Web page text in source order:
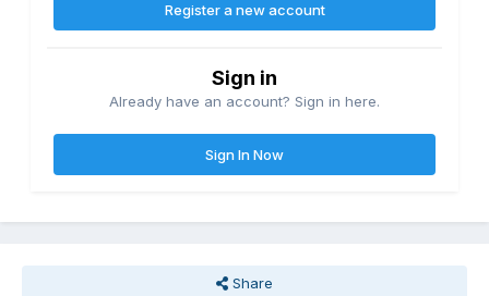
Register a new account
Sign in
Already have an account? Sign in here.
Sign In Now
Share